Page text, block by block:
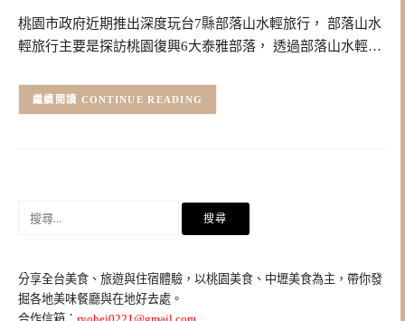
桃園市政府近期推出深度玩台7縣部落山水輕旅行， 部落山水
輕旅行主要是探訪桃園復興6大泰雅部落， 透過部落山水輕…
CONTINUE READING
字:
分享全台美食、旅遊與住宿體驗，以桃園美食、中壢美食為主，帶你發
掘各地美味餐廳與在地好去處。